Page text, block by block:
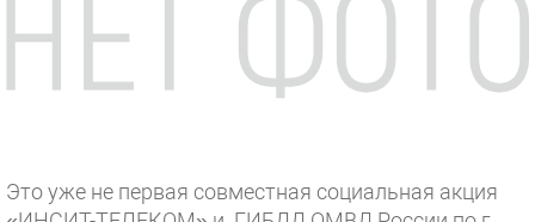
Это уже не первая совместная социальная акция